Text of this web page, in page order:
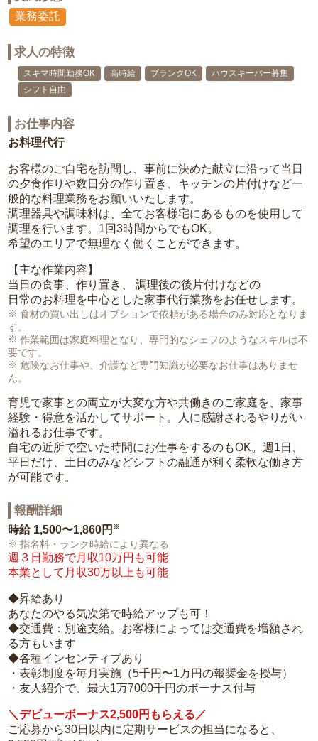
業務委託
求人の特徴
スキマ時間勤務OK 高時給 ブランクOK
ハウスキーパー募集
シフト自由
お仕事内容
お料理代行
お客様のご自宅を訪問し、事前に決めた献立に沿って当日
の夕食作りや数日分の作り置き、キッチンの片付けなど一
般的な料理業務をお願いいたします。
調理器具や調味料は、全てお客様宅にあるものを使用して
調理を行います。1回3時間からでもOK。
希望のエリアで無理なく働くことができます。
【主な作業内容】
当日の食事、作り置き、 調理後の後片付けなどの
日常のお料理を中心とした家事代行業務をお任せします。
食材の買い出しはオプションで依頼がある場合のみ対応となりま
す。
作業範囲は家庭料理となり、専門的なシェフのようなスキルは不
要です。
危険なお仕事や、介護など専門知識が必要なお仕事はありませ
ん。
育児で家事との両立が大変な方や共働きのご家庭を、家事
経験・得意を活かしてサポート。人に感謝されるやりがい
溢れるお仕事です。
自宅の近所で空いた時間にお仕事をするのもOK。週1日、
平日だけ、土日のみなどシフトの融通が利く柔軟な働き方
が可能です。
報酬詳細
時給 1,500〜1,860円 ※
指名料・ランク時給により異なる
週３日勤務で月収10万円も可能
本業として月収30万以上も可能
◆昇給あり
あなたのやる気次第で時給アップも可！
◆交通費：別途支給。お客様によっては交通費を増額され
る方もいます
◆各種インセンティブあり
・表彰制度を毎月実施（5千円〜1万円の報奨金を授与）
・友人紹介で、最大1万7000千円のボーナス付与
＼デビューボーナス2,500円もらえる／
ご応募から30日以内に定期サービスの担当になると、